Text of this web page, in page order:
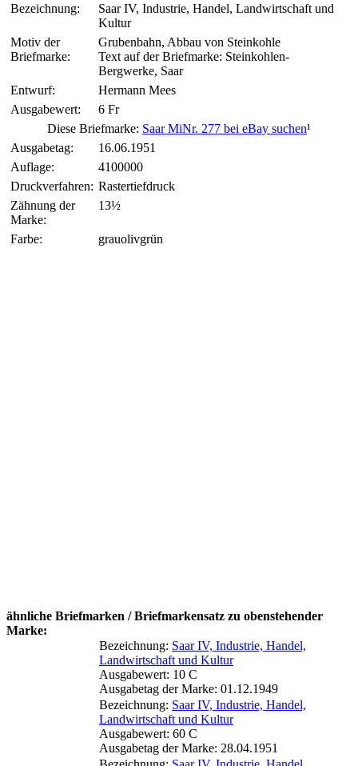
Bezeichnung:
Saar IV, Industrie, Handel, Landwirtschaft und
Kultur
Motiv der
Briefmarke:
Grubenbahn, Abbau von Steinkohle
Text auf der Briefmarke: Steinkohlen-
Bergwerke, Saar
Entwurf:
Hermann Mees
Ausgabewert:
6 Fr
Diese Briefmarke: Saar MiNr. 277 bei eBay suchen¹
Ausgabetag:
16.06.1951
Auflage:
4100000
Druckverfahren: Rastertiefdruck
Zähnung der
Marke:
13½
Farbe: grauolivgrün
ähnliche Briefmarken / Briefmarkensatz zu obenstehender
Marke:
Bezeichnung: Saar IV, Industrie, Handel,
Landwirtschaft und Kultur
Ausgabewert: 10 C
Ausgabetag der Marke: 01.12.1949
Bezeichnung: Saar IV, Industrie, Handel,
Landwirtschaft und Kultur
Ausgabewert: 60 C
Ausgabetag der Marke: 28.04.1951